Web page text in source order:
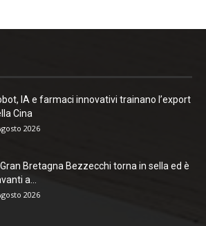
IA e farmaci innovativi trainano l’export
Cina
2026
Gran Bretagna Bezzecchi torna in sella ed è
a...
2026